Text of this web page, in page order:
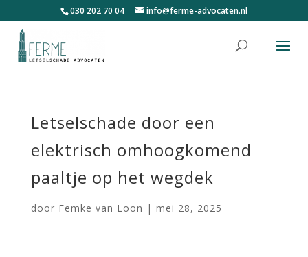
030 202 70 04 info@ferme-advocaten.nl
Letselschade door een
elektrisch omhoogkomend
paaltje op het wegdek
door Femke van Loon | mei 28, 2025